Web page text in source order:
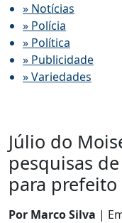
» Notícias
» Polícia
» Política
» Publicidade
» Variedades
Júlio do
pesquisas
para prefeito
Por Marco Silva |